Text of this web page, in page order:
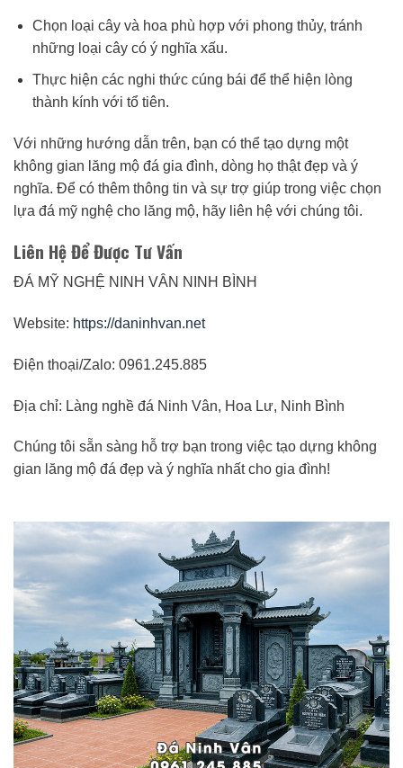
Chọn loại cây và hoa phù hợp với phong thủy, tránh
những loại cây có ý nghĩa xấu.
Thực hiện các nghi thức cúng bái để thể hiện lòng
thành kính với tổ tiên.
Với những hướng dẫn trên, bạn có thể tạo dựng một
không gian lăng mộ đá gia đình, dòng họ thật đẹp và ý
nghĩa. Để có thêm thông tin và sự trợ giúp trong việc chọn
lựa đá mỹ nghệ cho lăng mộ, hãy liên hệ với chúng tôi.
Liên Hệ Để Được Tư Vấn
ĐÁ MỸ NGHỆ NINH VÂN NINH BÌNH
Website: https://daninhvan.net
Điện thoại/Zalo: 0961.245.885
Địa chỉ: Làng nghề đá Ninh Vân, Hoa Lư, Ninh Bình
Chúng tôi sẵn sàng hỗ trợ bạn trong việc tạo dựng không
gian lăng mộ đá đẹp và ý nghĩa nhất cho gia đình!